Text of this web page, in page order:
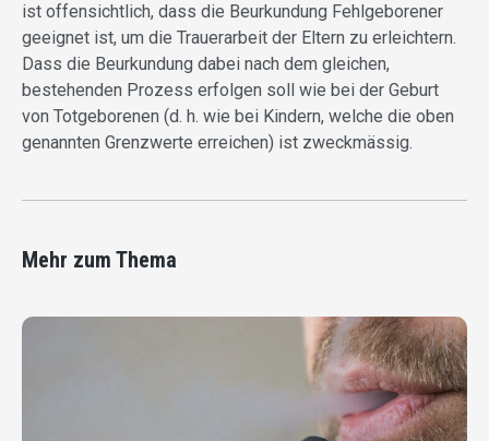
ist offensichtlich, dass die Beurkundung Fehlgeborener
geeignet ist, um die Trauerarbeit der Eltern zu erleichtern.
Dass die Beurkundung dabei nach dem gleichen,
bestehenden Prozess erfolgen soll wie bei der Geburt
von Totgeborenen (d. h. wie bei Kindern, welche die oben
genannten Grenzwerte erreichen) ist zweckmässig.
Mehr zum Thema